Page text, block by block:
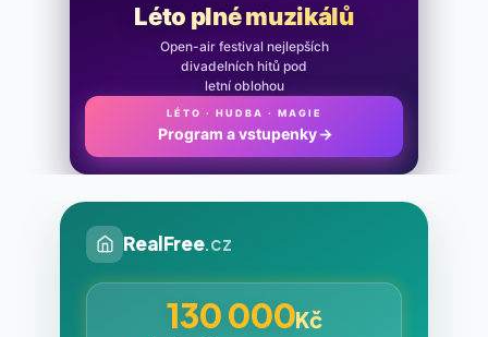
Léto plné muzikálů
Open-air festival nejlepších
divadelních hitů pod
letní oblohou
LÉTO · HUDBA · MAGIE
Program a vstupenky→
RealFree.cz
130 000Kč